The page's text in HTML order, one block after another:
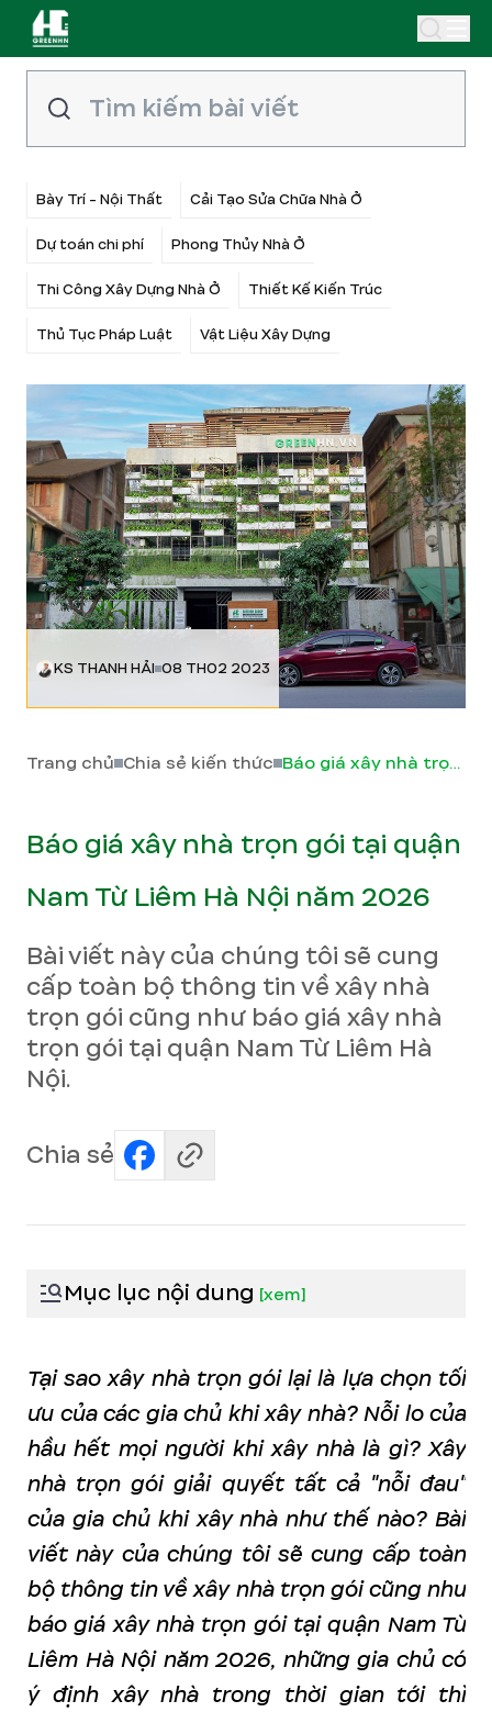
Bày Trí - Nội Thất Cải Tạo Sửa Chữa Nhà Ở
Dự toán chi phí Phong Thủy Nhà Ở
Thi Công Xây Dựng Nhà Ở Thiết Kế Kiến Trúc
Thủ Tục Pháp Luật Vật Liệu Xây Dựng
KS THANH HẢI 08 TH02 2023
Trang chủ Chia sẻ kiến thức Báo giá xây nhà trọn gói tại quận Nam Từ Liêm Hà Nội năm 2026
Báo giá xây nhà trọn gói tại quận
Nam Từ Liêm Hà Nội năm 2026
Bài viết này của chúng tôi sẽ cung
cấp toàn bộ thông tin về xây nhà
trọn gói cũng như báo giá xây nhà
trọn gói tại quận Nam Từ Liêm Hà
Nội.
Chia sẻ
Mục lục nội dung [xem]
Tại sao xây nhà trọn gói lại là lựa chọn tối
ưu của các gia chủ khi xây nhà? Nỗi lo của
hầu hết mọi người khi xây nhà là gì? Xây
nhà trọn gói giải quyết tất cả "nỗi đau"
của gia chủ khi xây nhà như thế nào? Bài
viết này của chúng tôi sẽ cung cấp toàn
bộ thông tin về xây nhà trọn gói cũng như
báo giá xây nhà trọn gói tại quận Nam Từ
Liêm Hà Nội năm 2026, những gia chủ có
ý định xây nhà trong thời gian tới thì